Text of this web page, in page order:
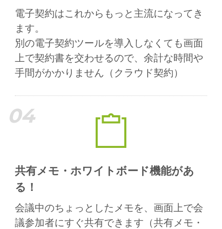
電子契約はこれからもっと主流になってき
ます。
別の電子契約ツールを導入しなくても画面
上で契約書を交わせるので、 余計な時間や
手間がかかりません（クラウド契約）
04
共有メモ・ホワイトボード機能があ
る！
会議中のちょっとしたメモを、画面上で会
議参加者にすぐ共有できます（共有メモ・